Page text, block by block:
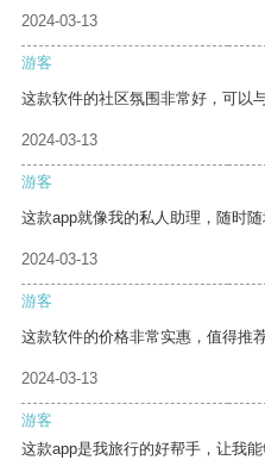
2024-03-13
游客
这款软件的社区氛围非常好，可以
2024-03-13
游客
这款app就像我的私人助理，随时随
2024-03-13
游客
这款软件的价格非常实惠，值得推荐
2024-03-13
游客
这款app是我旅行的好帮手，让我